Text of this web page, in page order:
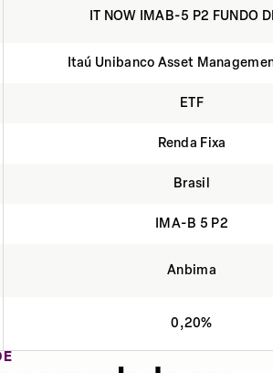
IT NOW IMAB-5 P2 FUNDO
Itaú Unibanco Asset
ETF
Renda Fixa
Brasil
IMA-B 5 P2
Anbima
0,20%